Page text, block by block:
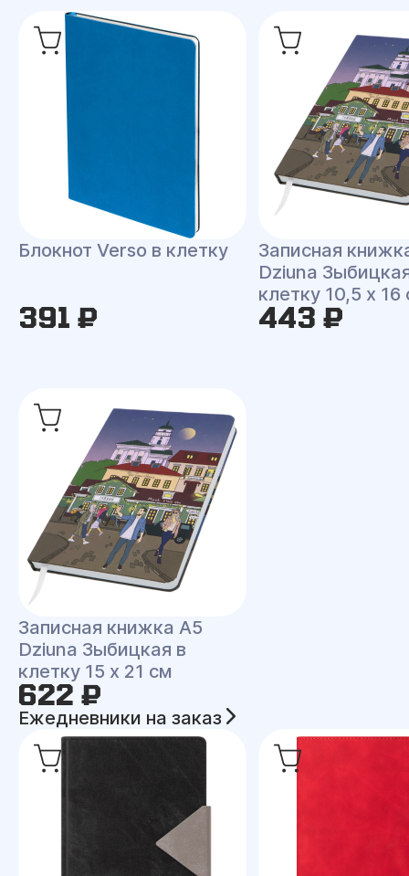
Блокнот Verso в клетку
391 ₽
Записная
Dziuna
клетку 10,5 x 16
443 ₽
Записная книжка A5
Dziuna Зыбицкая в
клетку 15 x 21 см
622 ₽
Ежедневники на заказ